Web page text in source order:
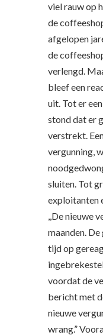
viel rauw op
de
afgelopen
de
verlengd.
bleef een
uit. Tot er
stond dat er
verstrekt.
vergunning,
sluiten. Tot
exploitanten
,,De nieuwe
maanden.
tijd op
voordat de
bericht met
nieuwe
wrang.”